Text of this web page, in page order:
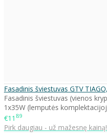
Fasadinis šviestuvas GTV
Fasadinis šviestuvas (vienos
1x35W (lemputės
€11 89
Pirk daugiau - už mažesnę kainą!